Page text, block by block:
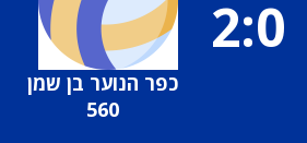
2:0
כפר הנוער בן שמן
560